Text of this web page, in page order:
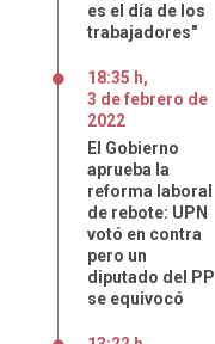
es el día de los
trabajadores"
18:35 h,
3 defebrero de
2022
El Gobierno
aprueba la
reforma laboral
de rebote: UPN
votó en contra
pero un
diputado del PP
se equivocó